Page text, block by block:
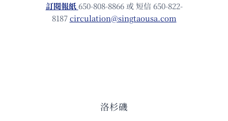
訂閱報紙 650-808-8866 或 短信 650-822-
8187circulation@singtaousa.com
洛杉磯